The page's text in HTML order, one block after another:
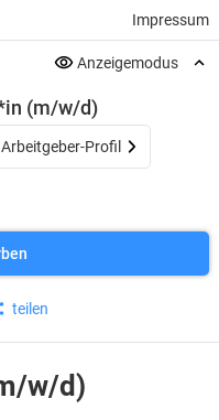
Impressum
Anzeigemodus
(m/w/d)
Profil
teilen
w/d)